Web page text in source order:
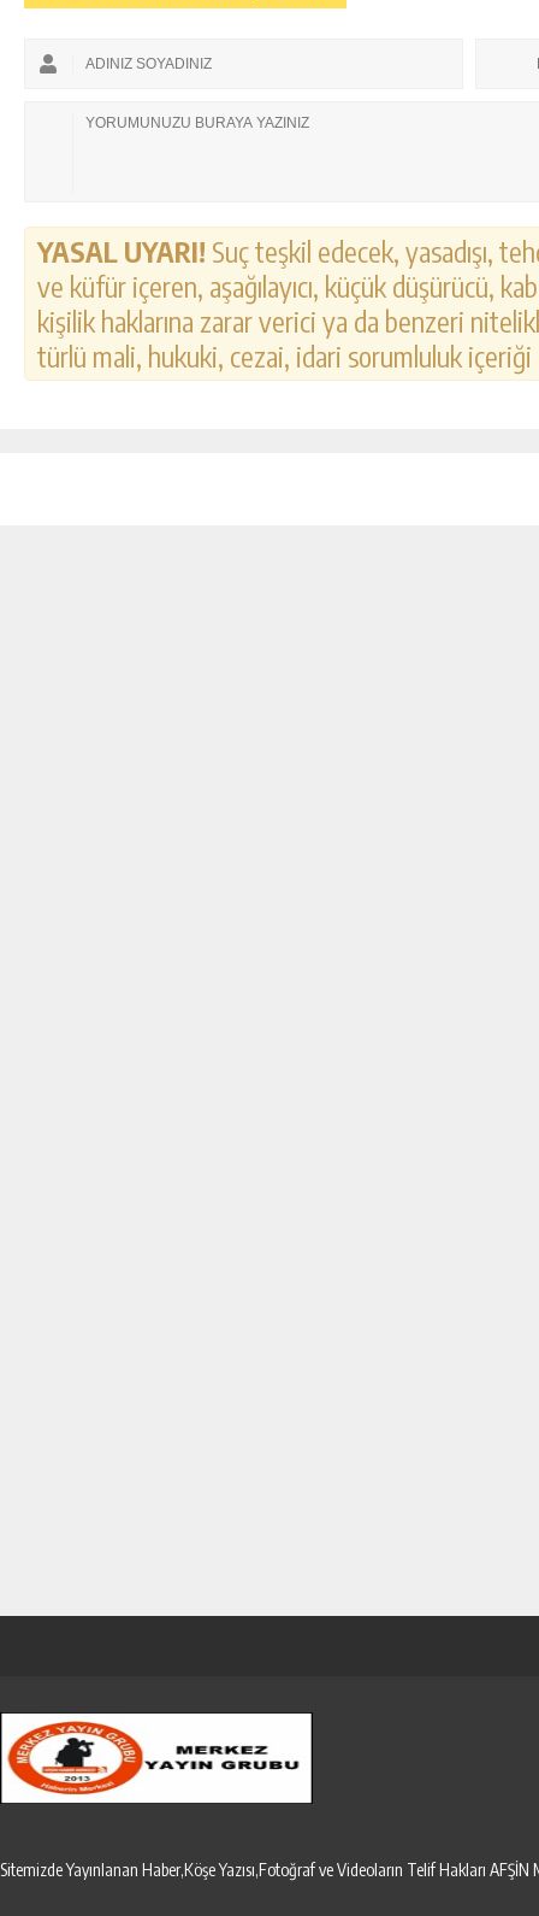
YASAL UYARI! Suç teşkil edecek, yasadışı,
ve küfür içeren, aşağılayıcı, küçük düşürücü,
kişilik haklarına zarar verici ya da benzeri
türlü mali, hukuki, cezai, idari sorumluluk
Sitemizde Yayınlanan Haber,Köşe Yazısı,Fotoğraf ve Videoların Telif Hakları